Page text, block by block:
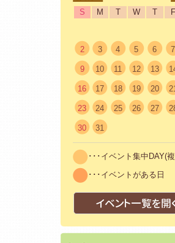
S
M T W T F
2 3 4 5 6 7
9 10 11 12 13
16 17 18 19 20
23 24 25 26 27
30 31
･･･イベント集中DAY(複
･･･イベントがある日
イベント一覧を開